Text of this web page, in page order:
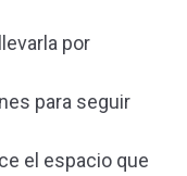
por
para seguir
el espacio que